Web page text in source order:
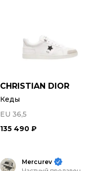
CHRISTIAN DIOR
Кеды
EU 36,5
135 490 ₽
Mercurev